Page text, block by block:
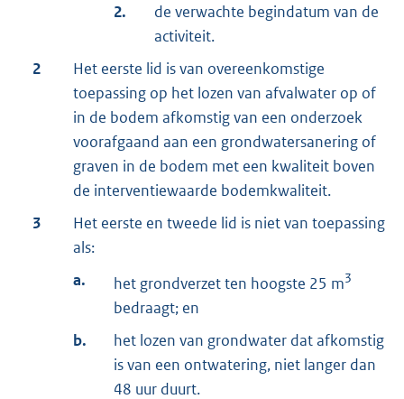
2.
de verwachte begindatum van de
activiteit.
2
Het eerste lid is van overeenkomstige
toepassing op het lozen van afvalwater op of
in de bodem afkomstig van een onderzoek
voorafgaand aan een grondwatersanering of
graven in de bodem met een kwaliteit boven
de interventiewaarde bodemkwaliteit.
3
Het eerste en tweede lid is niet van toepassing
als:
a.
het grondverzet ten hoogste 25 m3
bedraagt; en
b.
het lozen van grondwater dat afkomstig
is van een ontwatering, niet langer dan
48 uur duurt.